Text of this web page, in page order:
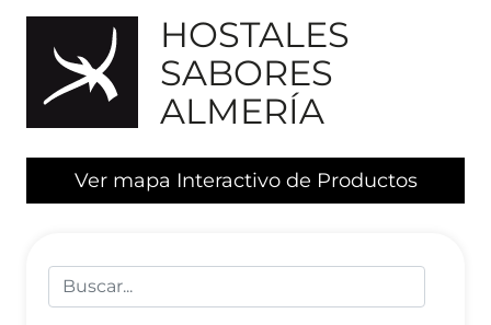
Listado de hostales
HOSTALES
SABORES
ALMERÍA
Ver mapa Interactivo de Productos